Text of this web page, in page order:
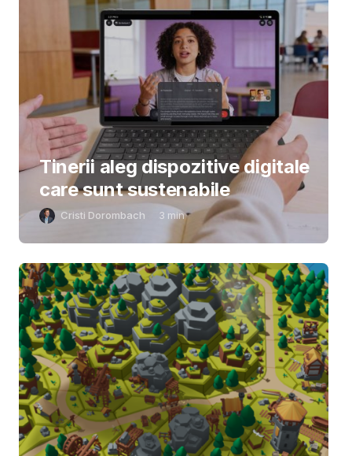
Tinerii aleg dispozitive digitale
care sunt sustenabile
Cristi Dorombach 3 min